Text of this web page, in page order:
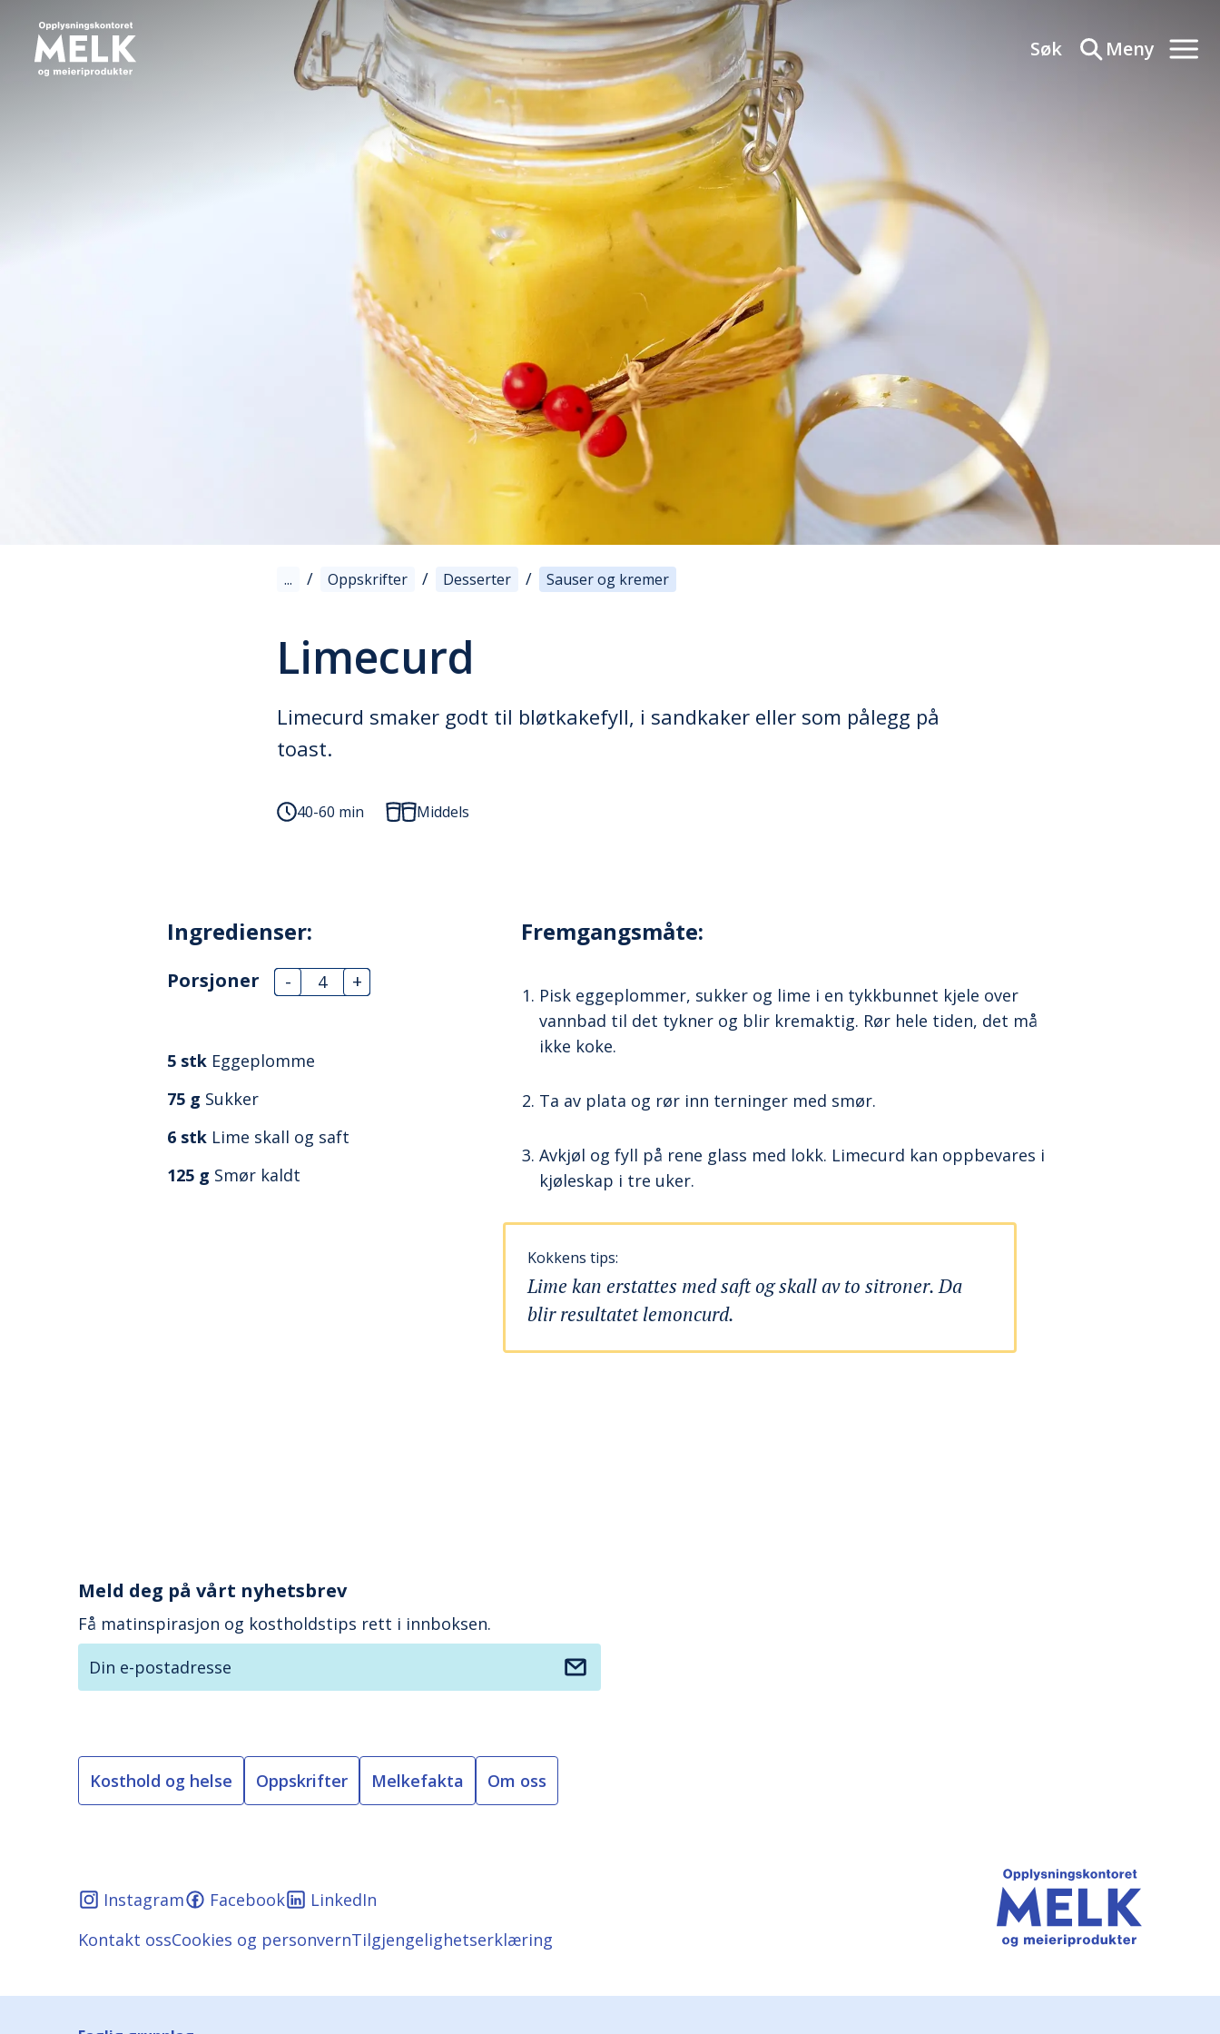
Søk Meny
... / Oppskrifter / Desserter / Sauser og kremer
Limecurd
Limecurd smaker godt til bløtkakefyll, i sandkaker eller som pålegg på
toast.
40-60 min Middels
Ingredienser:
Porsjoner - +
5 stk Eggeplomme
75 g Sukker
6 stk Lime skall og saft
125 g Smør kaldt
Fremgangsmåte:
Pisk eggeplommer, sukker og lime i en tykkbunnet kjele over
vannbad til det tykner og blir kremaktig. Rør hele tiden, det må
ikke koke.
Ta av plata og rør inn terninger med smør.
Avkjøl og fyll på rene glass med lokk. Limecurd kan oppbevares i
kjøleskap i tre uker.
Kokkens tips:
Lime kan erstattes med saft og skall av to sitroner. Da
blir resultatet lemoncurd.
Meld deg på vårt nyhetsbrev
Få matinspirasjon og kostholdstips rett i innboksen.
Kosthold og helse Oppskrifter Melkefakta Om oss
Instagram Facebook
LinkedIn
Kontakt ossCookies og personvernTilgjengelighetserklæring